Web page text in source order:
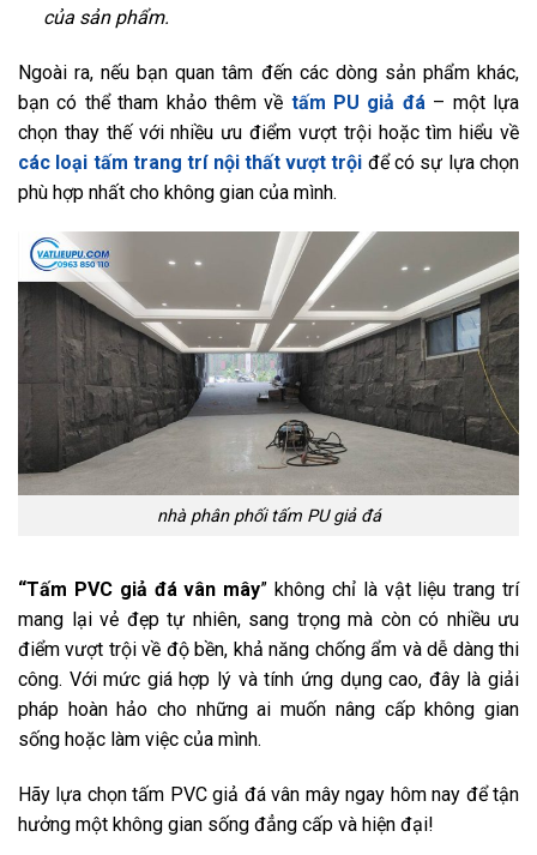
của sản phẩm.
Ngoài ra, nếu bạn quan tâm đến các dòng sản phẩm khác,
bạn có thể tham khảo thêm về tấm PU giả đá – một lựa
chọn thay thế với nhiều ưu điểm vượt trội hoặc tìm hiểu về
các loại tấm trang trí nội thất vượt trội để có sự lựa chọn
phù hợp nhất cho không gian của mình.
nhà phân phối tấm PU giả đá
“Tấm PVC giả đá vân mây” không chỉ là vật liệu trang trí
mang lại vẻ đẹp tự nhiên, sang trọng mà còn có nhiều ưu
điểm vượt trội về độ bền, khả năng chống ẩm và dễ dàng thi
công. Với mức giá hợp lý và tính ứng dụng cao, đây là giải
pháp hoàn hảo cho những ai muốn nâng cấp không gian
sống hoặc làm việc của mình.
Hãy lựa chọn tấm PVC giả đá vân mây ngay hôm nay để tận
hưởng một không gian sống đẳng cấp và hiện đại!